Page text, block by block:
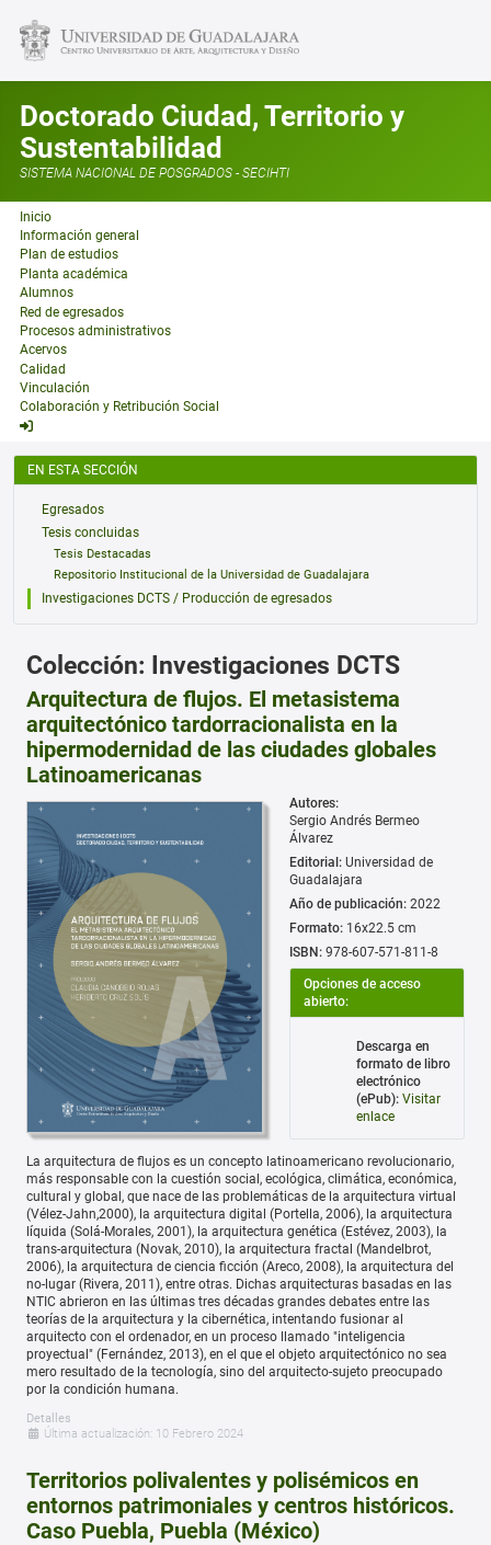
Doctorado Ciudad, Territorio y
Sustentabilidad
SISTEMA NACIONAL DE POSGRADOS - SECIHTI
Inicio
Información general
Plan de estudios
Planta académica
Alumnos
Red de egresados
Procesos administrativos
Acervos
Calidad
Vinculación
Colaboración y Retribución Social
EN ESTA SECCIÓN
Egresados
Tesis concluidas
Tesis Destacadas
Repositorio Institucional de la Universidad de Guadalajara
Investigaciones DCTS / Producción de egresados
Colección: Investigaciones DCTS
Arquitectura de flujos. El metasistema
arquitectónico tardorracionalista en la
hipermodernidad de las ciudades globales
Latinoamericanas
Autores:
Sergio Andrés Bermeo
Álvarez
Editorial: Universidad de
Guadalajara
Año de publicación: 2022
Formato: 16x22.5 cm
ISBN: 978-607-571-811-8
Opciones de acceso
abierto:
Descarga en
formato de libro
electrónico
(ePub): Visitar
enlace
La arquitectura de flujos es un concepto latinoamericano revolucionario,
más responsable con la cuestión social, ecológica, climática, económica,
cultural y global, que nace de las problemáticas de la arquitectura virtual
(Vélez-Jahn,2000), la arquitectura digital (Portella, 2006), la arquitectura
líquida (Solá-Morales, 2001), la arquitectura genética (Estévez, 2003), la
trans-arquitectura (Novak, 2010), la arquitectura fractal (Mandelbrot,
2006), la arquitectura de ciencia ficción (Areco, 2008), la arquitectura del
no-lugar (Rivera, 2011), entre otras. Dichas arquitecturas basadas en las
NTIC abrieron en las últimas tres décadas grandes debates entre las
teorías de la arquitectura y la cibernética, intentando fusionar al
arquitecto con el ordenador, en un proceso llamado "inteligencia
proyectual" (Fernández, 2013), en el que el objeto arquitectónico no sea
mero resultado de la tecnología, sino del arquitecto-sujeto preocupado
por la condición humana.
Detalles
Última actualización: 10 Febrero 2024
Territorios polivalentes y polisémicos en
entornos patrimoniales y centros históricos.
Caso Puebla, Puebla (México)